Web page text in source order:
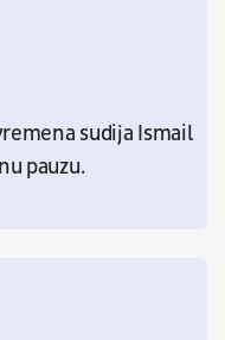
sudija Ismail
pauzu.